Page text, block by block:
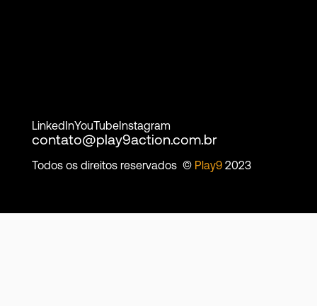
contato@play9action.com.br
Todos os direitos reservados © Play9 2023
LinkedInYouTubeInstagram